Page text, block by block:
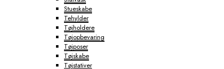
Stueskabe
Tehylder
Tøjholdere
Tøjopbevaring
Tøjposer
Tøjskabe
Tøjstativer